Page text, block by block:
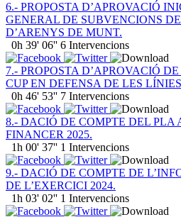
6.- PROPOSTA D’APROVACIÓ
GENERAL DE SUBVENCIONS
D’ARENYS DE MUNT.
0h 39' 06'' 6 Intervencions
7.- PROPOSTA D’APROVACIÓ
CUP EN DEFENSA DE LES
0h 46' 53'' 7 Intervencions
8.- DACIÓ DE COMPTE DEL PLA
FINANCER 2025.
1h 00' 37'' 1 Intervencions
9.- DACIÓ DE COMPTE DE
DE L’EXERCICI 2024.
1h 03' 02'' 1 Intervencions